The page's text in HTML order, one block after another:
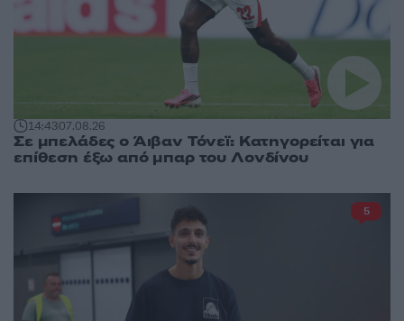
14:4307.08.26
Σε μπελάδες ο Άιβαν Τόνεϊ: Κατηγορείται για
επίθεση έξω από μπαρ του Λονδίνου
5